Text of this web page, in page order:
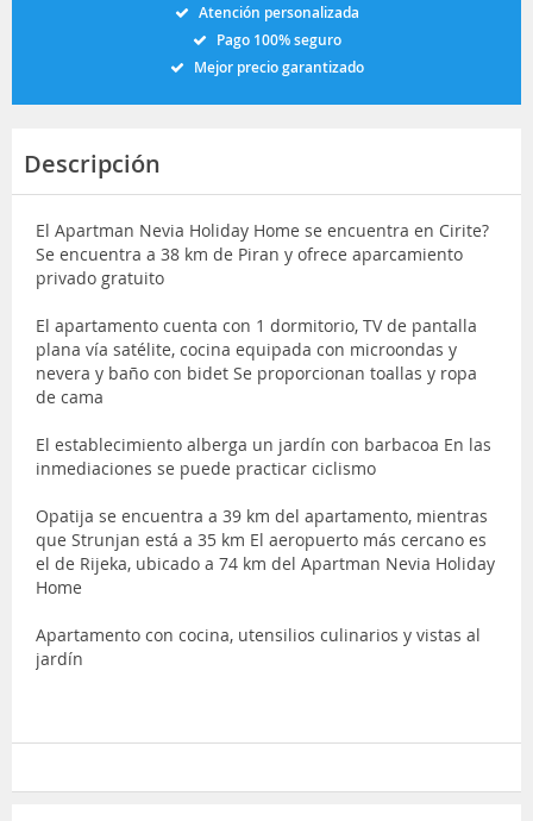
Atención personalizada
Pago 100% seguro
Mejor precio garantizado
Descripción
El Apartman Nevia Holiday Home se encuentra en Cirite?
Se encuentra a 38 km de Piran y ofrece aparcamiento
privado gratuito
El apartamento cuenta con 1 dormitorio, TV de pantalla
plana vía satélite, cocina equipada con microondas y
nevera y baño con bidet Se proporcionan toallas y ropa
de cama
El establecimiento alberga un jardín con barbacoa En las
inmediaciones se puede practicar ciclismo
Opatija se encuentra a 39 km del apartamento, mientras
que Strunjan está a 35 km El aeropuerto más cercano es
el de Rijeka, ubicado a 74 km del Apartman Nevia Holiday
Home
Apartamento con cocina, utensilios culinarios y vistas al
jardín